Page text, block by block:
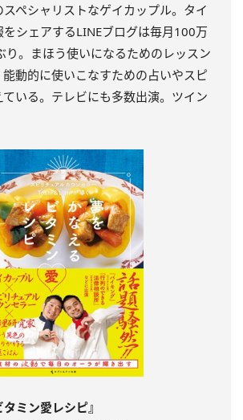
ペシャリストなゲイカップル。タイ
をシェアするLINEブログは毎月100万
り。まほう使いになるためのレッスン
動的に使いこなすための占いやスピ
ている。テレビにも多数出演。ツイン
ミン愛レシピ』